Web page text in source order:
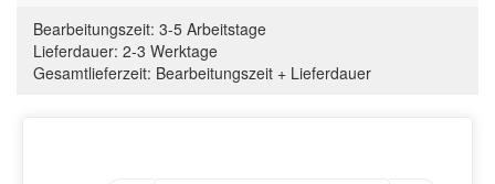
Bearbeitungszeit: 3-5 Arbeitstage
Lieferdauer: 2-3 Werktage
Gesamtlieferzeit: Bearbeitungszeit + Lieferdauer